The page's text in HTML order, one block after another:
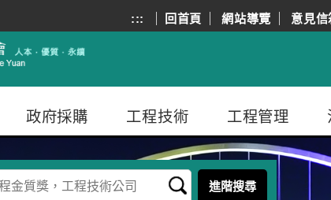
::: 回首頁 網站導覽 意見信
政府採購 工程技術 工程管理
進階搜尋